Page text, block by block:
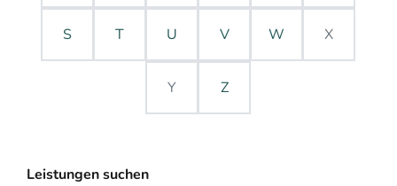
S T U V W X
Y Z
Leistungen suchen